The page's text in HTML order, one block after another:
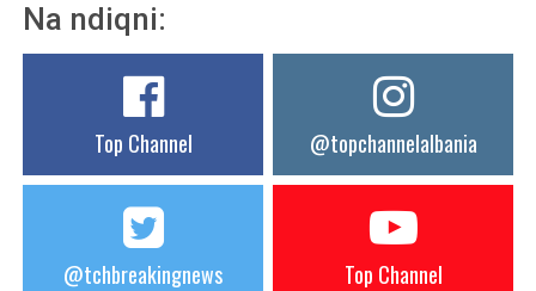
Na ndiqni:
Top Channel @topchannelalbania
@tchbreakingnews Top Channel